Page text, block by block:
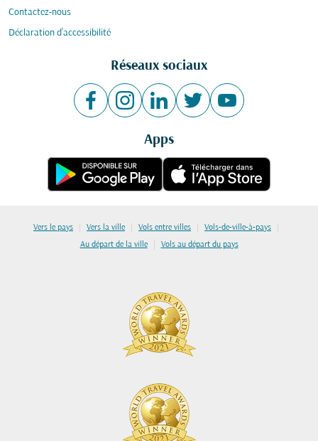
Contactez-nous
Déclaration d’accessibilité
Réseaux sociaux
Apps
Vers le pays | Vers la ville | Vols entre villes | Vols-de-ville-à-pays |
Au départ de la ville | Vols au départ du pays